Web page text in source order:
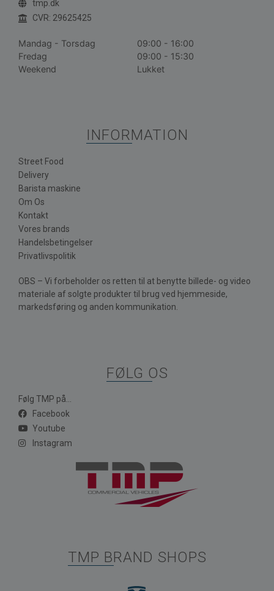
tmp.dk
CVR: 29625425
Mandag - Torsdag
09:00 - 16:00
Fredag
09:00 - 15:30
Weekend
Lukket
INFORMATION
Street Food
Delivery
Barista maskine
Om Os
Kontakt
Vores brands
Handelsbetingelser
Privatlivspolitik
OBS – Vi forbeholder os retten til at benytte billede- og video
materiale af solgte produkter til brug ved hjemmeside,
markedsføring og anden kommunikation.
FØLG OS
Følg TMP på...
Facebook
Youtube
Instagram
TMP BRAND SHOPS